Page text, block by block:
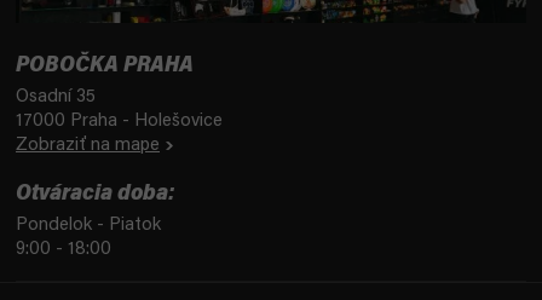
POBOČKA PRAHA
Osadní 35
17000 Praha - Holešovice
Zobraziť na mape
Otváracia doba:
Pondelok - Piatok
9:00 - 18:00